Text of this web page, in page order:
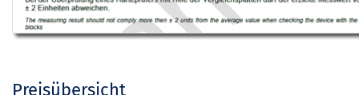
Preisübersicht